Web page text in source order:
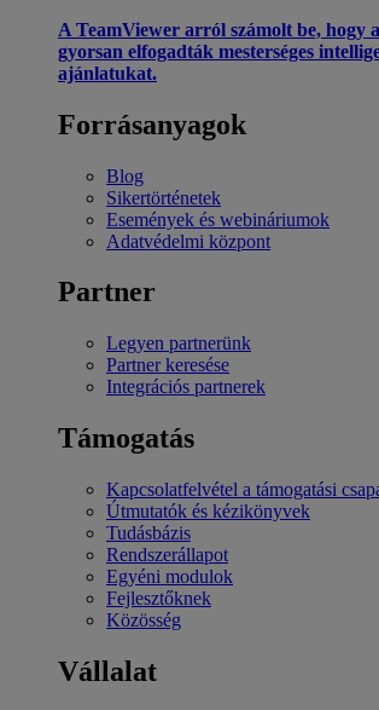
A TeamViewer arról számolt be, hogy
gyorsan elfogadták mesterséges
ajánlatukat.
Forrásanyagok
Blog
Sikertörténetek
Események és webináriumok
Adatvédelmi központ
Partner
Legyen partnerünk
Partner keresése
Integrációs partnerek
Támogatás
Kapcsolatfelvétel a támogatási
Útmutatók és kézikönyvek
Tudásbázis
Rendszerállapot
Egyéni modulok
Fejlesztőknek
Közösség
Vállalat